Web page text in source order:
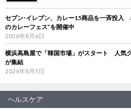
セブン‐イレブン、カレー15商品を一斉投入
のカレーフェス”を開催中
2026年8月6日
横浜高島屋で「韓国市場」がスタート 人気
が集結
2026年8月5日
ヘルスケア